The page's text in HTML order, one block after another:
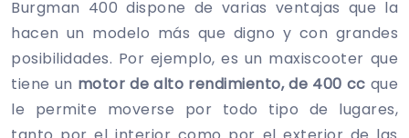
Burgman 400 dispone de varias ventajas que la
hacen un modelo más que digno y con grandes
posibilidades. Por ejemplo, es un maxiscooter que
tiene un motor de alto rendimiento, de 400 cc que
le permite moverse por todo tipo de lugares,